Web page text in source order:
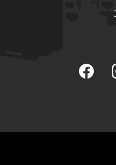
och analysera vår
enhet till de sociala